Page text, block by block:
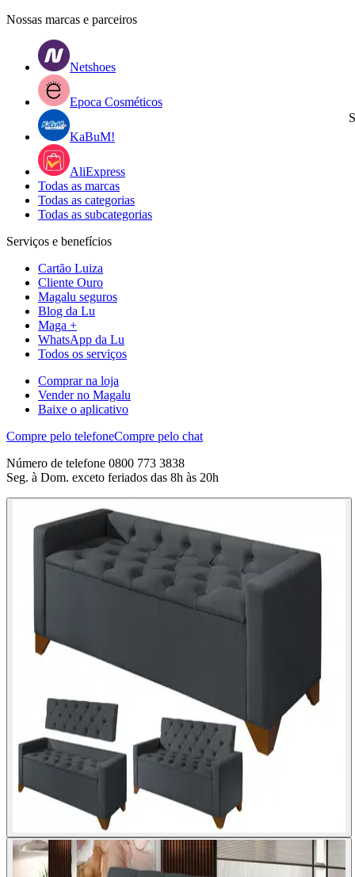
Nossas marcas e parceiros
Netshoes
Epoca Cosméticos
KaBuM!
AliExpress
Todas as marcas
Todas as categorias
Todas as subcategorias
Serviços e benefícios
Cartão Luiza
Cliente Ouro
Magalu seguros
Blog da Lu
Maga +
WhatsApp da Lu
Todos os serviços
Comprar na loja
Vender no Magalu
Baixe o aplicativo
Compre pelo telefoneCompre pelo chat
Número de telefone 0800 773 3838
Seg. à Dom. exceto feriados das 8h às 20h